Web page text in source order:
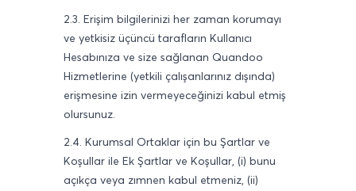
2.3. Erişim bilgilerinizi her zaman korumayı
ve yetkisiz üçüncü tarafların Kullanıcı
Hesabınıza ve size sağlanan Quandoo
Hizmetlerine (yetkili çalışanlarınız dışında)
erişmesine izin vermeyeceğinizi kabul etmiş
olursunuz.
2.4. Kurumsal Ortaklar için bu Şartlar ve
Koşullar ile Ek Şartlar ve Koşullar, (i) bunu
açıkça veya zımnen kabul etmeniz, (ii)